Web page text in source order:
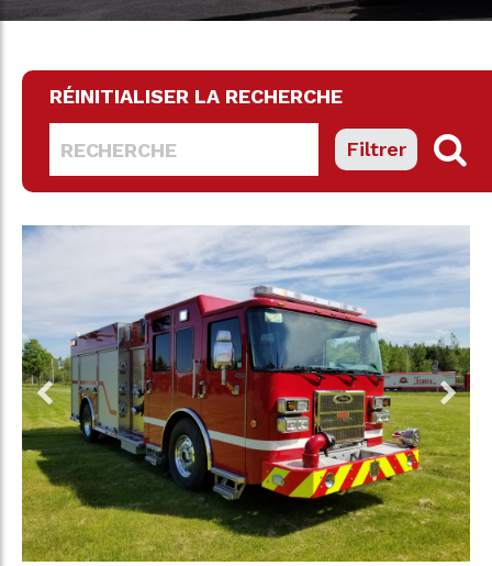
RÉINITIALISER LA RECHERCHE
Filtrer